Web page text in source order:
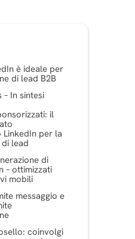
è ideale per
di lead B2B
– In sintesi
il
per la
lead
di
– ottimizzati
mobili
messaggio e
coinvolgi